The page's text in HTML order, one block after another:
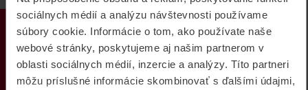
sociálnych médií a analýzu návštevnosti používame
súbory cookie. Informácie o tom, ako používate naše
webové stránky, poskytujeme aj našim partnerom v
oblasti sociálnych médií, inzercie a analýzy. Títo partneri
môžu príslušné informácie skombinovať s ďalšími údajmi,
PRODUKTY